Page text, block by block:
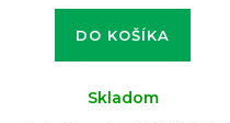
DO KOŠÍKA
Skladom